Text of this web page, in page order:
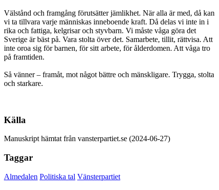
Välstånd och framgång förutsätter jämlikhet. När alla är med, då kan
vi ta tillvara varje människas inneboende kraft. Då delas vi inte in i
rika och fattiga, kelgrisar och styvbarn. Vi måste våga göra det
Sverige är bäst på. Vara stolta över det. Samarbete, tillit, rättvisa. Att
inte oroa sig för barnen, för sitt arbete, för ålderdomen. Att våga tro
på framtiden.
Så vänner – framåt, mot något bättre och mänskligare. Trygga, stolta
och starkare.
Källa
Manuskript hämtat från vansterpartiet.se (2024-06-27)
Taggar
Almedalen Politiska tal Vänsterpartiet